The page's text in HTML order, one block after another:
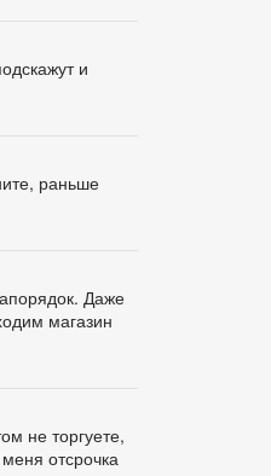
и
раньше
Даже
магазин
не торгуете,
отсрочка